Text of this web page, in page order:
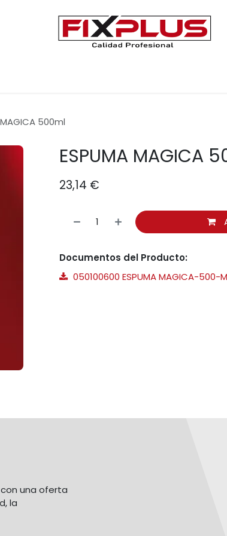
MAGICA 500ml
ESPUMA MAGICA
23,14 €
Documentos del Producto:
050100600 ESPUMA MAGICA-500-
una oferta
la